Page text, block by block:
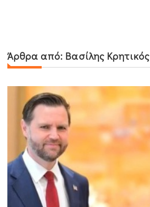
Άρθρα από: Βασίλης Κρητικός